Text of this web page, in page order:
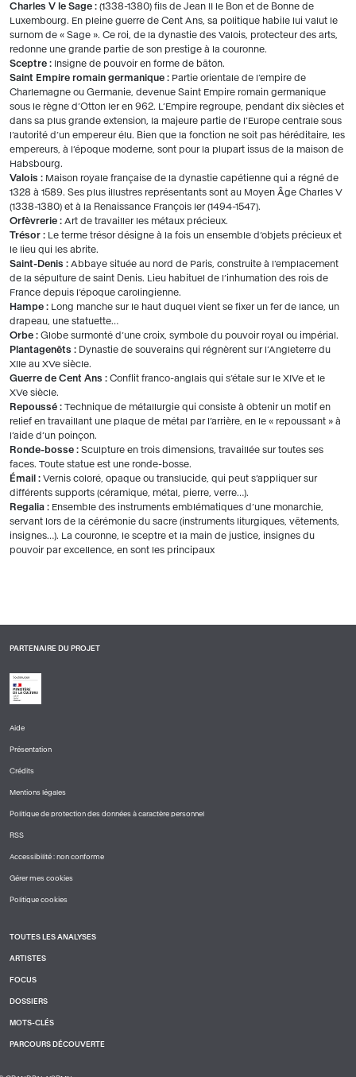
Charles V le Sage : (1338-1380) fils de Jean II le Bon et de Bonne de
Luxembourg. En pleine guerre de Cent Ans, sa politique habile lui valut le
surnom de « Sage ». Ce roi, de la dynastie des Valois, protecteur des arts,
redonne une grande partie de son prestige à la couronne.
Sceptre : Insigne de pouvoir en forme de bâton.
Saint Empire romain germanique : Partie orientale de l’empire de
Charlemagne ou Germanie, devenue Saint Empire romain germanique
sous le règne d’Otton Ier en 962. L’Empire regroupe, pendant dix siècles et
dans sa plus grande extension, la majeure partie de l’Europe centrale sous
l’autorité d’un empereur élu. Bien que la fonction ne soit pas héréditaire, les
empereurs, à l’époque moderne, sont pour la plupart issus de la maison de
Habsbourg.
Valois : Maison royale française de la dynastie capétienne qui a régné de
1328 à 1589. Ses plus illustres représentants sont au Moyen Âge Charles V
(1338-1380) et à la Renaissance François Ier (1494-1547).
Orfèvrerie : Art de travailler les métaux précieux.
Trésor : Le terme trésor désigne à la fois un ensemble d’objets précieux et
le lieu qui les abrite.
Saint-Denis : Abbaye située au nord de Paris, construite à l’emplacement
de la sépulture de saint Denis. Lieu habituel de l’inhumation des rois de
France depuis l’époque carolingienne.
Hampe : Long manche sur le haut duquel vient se fixer un fer de lance, un
drapeau, une statuette…
Orbe : Globe surmonté d’une croix, symbole du pouvoir royal ou impérial.
Plantagenêts : Dynastie de souverains qui régnèrent sur l’Angleterre du
XIIe au XVe siècle.
Guerre de Cent Ans : Conflit franco-anglais qui s’étale sur le XIVe et le
XVe siècle.
Repoussé : Technique de métallurgie qui consiste à obtenir un motif en
relief en travaillant une plaque de métal par l’arrière, en le « repoussant » à
l’aide d’un poinçon.
Ronde-bosse : Sculpture en trois dimensions, travaillée sur toutes ses
faces. Toute statue est une ronde-bosse.
Émail : Vernis coloré, opaque ou translucide, qui peut s’appliquer sur
différents supports (céramique, métal, pierre, verre…).
Regalia : Ensemble des instruments emblématiques d’une monarchie,
servant lors de la cérémonie du sacre (instruments liturgiques, vêtements,
insignes…). La couronne, le sceptre et la main de justice, insignes du
pouvoir par excellence, en sont les principaux
PARTENAIRE DU PROJET
DE
PAGE
1
Aide
Présentation
Crédits
Mentions légales
Politique de protection des données à caractère personnel
RSS
Accessibilité : non conforme
Gérer mes cookies
Politique cookies
DE
PAGE
2
TOUTES LES ANALYSES
ARTISTES
FOCUS
DOSSIERS
MOTS-CLÉS
PARCOURS DÉCOUVERTE